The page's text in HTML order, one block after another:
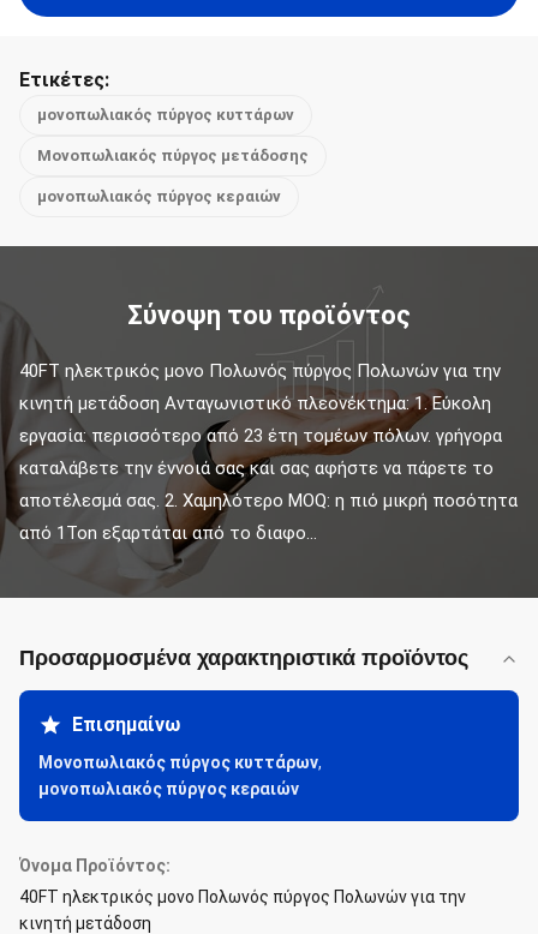
Ετικέτες:
μονοπωλιακός πύργος κυττάρων
Μονοπωλιακός πύργος μετάδοσης
μονοπωλιακός πύργος κεραιών
Σύνοψη του προϊόντος
40FT ηλεκτρικός μονο Πολωνός πύργος Πολωνών για την
κινητή μετάδοση Ανταγωνιστικό πλεονέκτημα: 1. Εύκολη
εργασία: περισσότερο από 23 έτη τομέων πόλων. γρήγορα
καταλάβετε την έννοιά σας και σας αφήστε να πάρετε το
αποτέλεσμά σας. 2. Χαμηλότερο MOQ: η πιό μικρή ποσότητα
από 1Ton εξαρτάται από το διαφο...
Προσαρμοσμένα χαρακτηριστικά προϊόντος
Επισημαίνω
Μονοπωλιακός πύργος κυττάρων,
μονοπωλιακός πύργος κεραιών
Όνομα Προϊόντος:
40FT ηλεκτρικός μονο Πολωνός πύργος Πολωνών για την
κινητή μετάδοση